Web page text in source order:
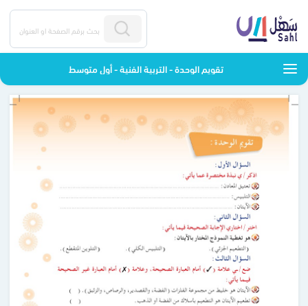
تقويم الوحدة - التربية الفنية - أول متوسط